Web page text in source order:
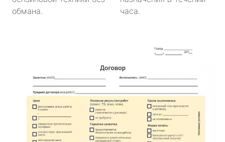
обмана.
часа.